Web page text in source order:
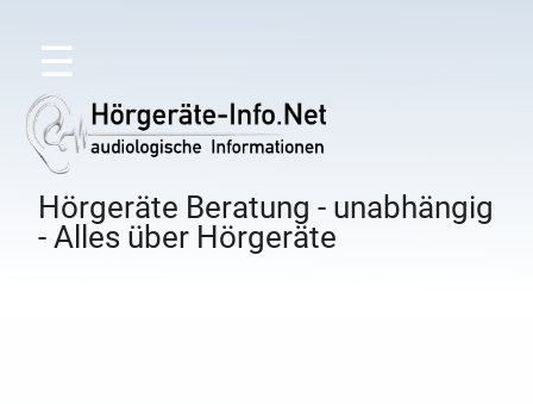
☰
Hörgeräte Beratung - unabhängig
- Alles über Hörgeräte